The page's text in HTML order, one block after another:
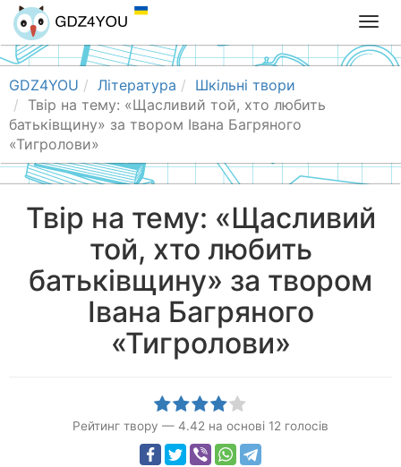
T
o
g
a
v
g
i
GDZ4YOU Література
Шкільні твори
Твір на тему: «Щасливий той, хто любить
батьківщину» за твором Івана Багряного
«Тигролови»
Твір на тему: «Щасливий
той, хто любить
батьківщину» за твором
Івана Багряного
«Тигролови»
Рейтинг твору — 4.42 на основі 12 голосів